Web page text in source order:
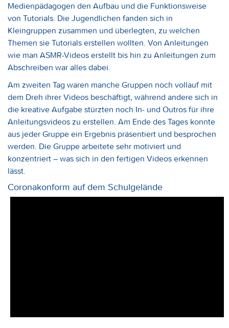
Medienpädagogen den Aufbau und die Funktionsweise
von Tutorials. Die Jugendlichen fanden sich in
Kleingruppen zusammen und überlegten, zu welchen
Themen sie Tutorials erstellen wollten. Von Anleitungen
wie man ASMR-Videos erstellt bis hin zu Anleitungen zum
Abschreiben war alles dabei.
Am zweiten Tag waren manche Gruppen noch vollauf mit
dem Dreh ihrer Videos beschäftigt, während andere sich in
die kreative Aufgabe stürzten noch In- und Outros für ihre
Anleitungsvideos zu erstellen. Am Ende des Tages konnte
aus jeder Gruppe ein Ergebnis präsentiert und besprochen
werden. Die Gruppe arbeitete sehr motiviert und
konzentriert – was sich in den fertigen Videos erkennen
lässt.
Coronakonform auf dem Schulgelände